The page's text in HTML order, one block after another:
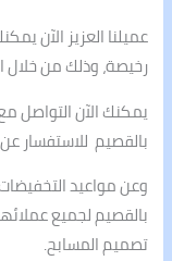
عميلنا العزيز الآن
رخيصة، وذلك من خلال
يمكنك الآن التواصل
بالقصيم للاستفسار
وعن مواعيد
بالقصيم لجميع
تصميم المسابح.